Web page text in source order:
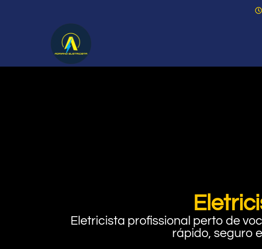
Eletricista profissional perto de
rápido, seguro